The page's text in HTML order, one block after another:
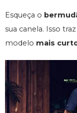
Esqueça o
sua canela. Isso
modelo mais